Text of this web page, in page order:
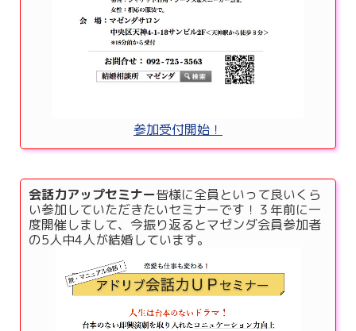
参加受付開始！
会話力アップセミナー皆様に全員といって良いくら
い参加していただきたいセミナーです！３年前に一
度開催しまして、今振り返るとマゼンダ会員参加者
の5人中4人が結婚しています。